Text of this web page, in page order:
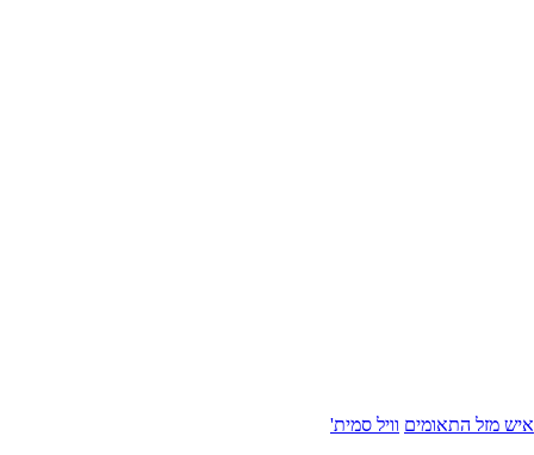
איש מזל התאומים וויל סמית'